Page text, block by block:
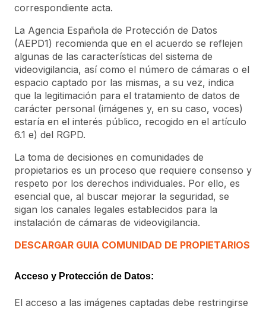
correspondiente acta.
La Agencia Española de Protección de Datos
(AEPD1) recomienda que en el acuerdo se reflejen
algunas de las características del sistema de
videovigilancia, así como el número de cámaras o el
espacio captado por las mismas, a su vez, indica
que la legitimación para el tratamiento de datos de
carácter personal (imágenes y, en su caso, voces)
estaría en el interés público, recogido en el artículo
6.1 e) del RGPD.
La toma de decisiones en comunidades de
propietarios es un proceso que requiere consenso y
respeto por los derechos individuales. Por ello, es
esencial que, al buscar mejorar la seguridad, se
sigan los canales legales establecidos para la
instalación de cámaras de videovigilancia.
DESCARGAR GUIA COMUNIDAD DE PROPIETARIOS
Acceso y Protección de Datos:
El acceso a las imágenes captadas debe restringirse